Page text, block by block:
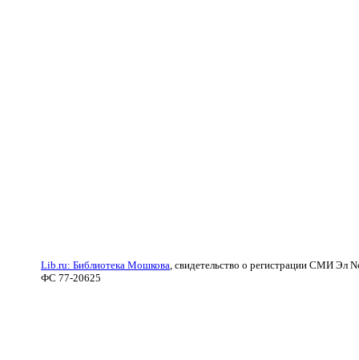
Lib.ru: Библиотека Мошкова , свидетельство о регистрации СМИ Эл
ФС 77-20625